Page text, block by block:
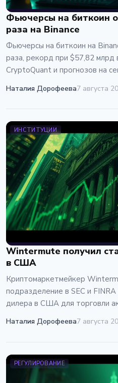
Фьючерсы на биткоин
раза на Binance
Фьючерсы на биткоин на
раза, рекорд при $57,82 млрд
CryptoQuant и прогнозов на
Наталия Дорофеева7 августа
ИНСТИТУЦИИ
Wintermute получил
в США
Криптомаркетмейкер
подразделение в SEC и
дилера в США для торговли
Наталия Дорофеева7 августа
РЕГУЛИРОВАНИЕ